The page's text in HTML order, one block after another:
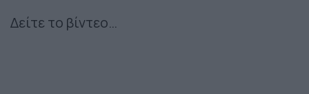
Δείτε το βίντεο…